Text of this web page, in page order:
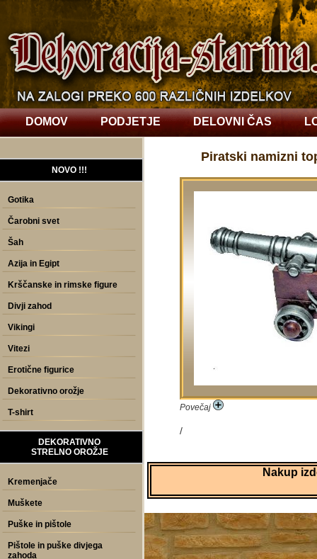
DOMOV PODJETJE DELOVNI ČAS
Nakup
Piratski namizni
Povečaj
/
NOVO !!!
Gotika
Čarobni svet
Šah
Azija in Egipt
Krščanske in rimske figure
Divji zahod
Vikingi
Vitezi
Erotične figurice
Dekorativno orožje
T-shirt
DEKORATIVNO
STRELNO OROŽJE
Kremenjače
Muškete
Puške in pištole
Pištole in puške divjega
zahoda